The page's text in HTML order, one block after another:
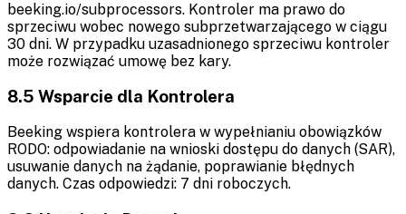
beeking.io/subprocessors. Kontroler ma prawo do
sprzeciwu wobec nowego subprzetwarzającego w ciągu
30 dni. W przypadku uzasadnionego sprzeciwu kontroler
może rozwiązać umowę bez kary.
8.5 Wsparcie dla Kontrolera
Beeking wspiera kontrolera w wypełnianiu obowiązków
RODO: odpowiadanie na wnioski dostępu do danych (SAR),
usuwanie danych na żądanie, poprawianie błędnych
danych. Czas odpowiedzi: 7 dni roboczych.